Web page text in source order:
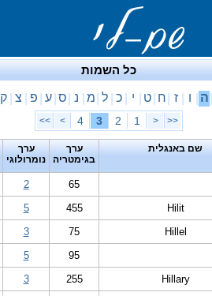
כל השמות
ה ו ז ח ט י כ ל מ נ ס ע פ צ ק
<<
<
1
2
3
4
>
>>
שם באנגלית
ערך
בגימטריה
ערך
נומרולוגי
65
2
Hilit
455
5
Hillel
75
3
95
5
Hillary
255
3